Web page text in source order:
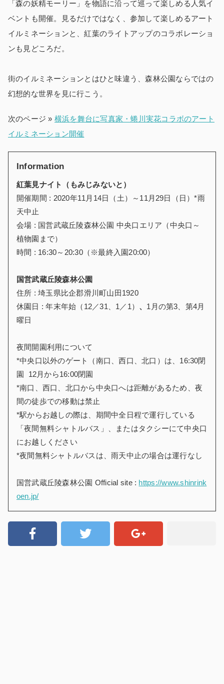
「森の妖精モーリー」を物語に沿って巡って楽しめる人気イ
ベントも開催。見るだけではなく、参加して楽しめるアート
イルミネーションと、紅葉のライトアップのコラボレーショ
ンも見どころだ。
街のイルミネーションとはひと味違う、森林公園ならではの
幻想的な世界を見に行こう。
次のページ » 横浜を舞台に写真家・蜷川実花コラボのアート
イルミネーション開催
Information
紅葉見ナイト（もみじみないと）
開催期間 : 2020年11月14日（土）～11月29日（日）*雨
天中止
会場 : 国営武蔵丘陵森林公園 中央口エリア（中央口～
植物園まで）
時間 : 16:30～20:30（※最終入園20:00）
国営武蔵丘陵森林公園
住所 : 埼玉県比企郡滑川町山田1920
休園日 : 年末年始（12／31、1／1） 、 1月の第3、第4月
曜日
夜間開園利用について
*中央口以外のゲート（南口、西口、北口）は、16:30閉
園
12月から16:00閉園
*南口、西口、北口から中央口へは距離があるため、夜
間の徒歩での移動は禁止
*駅からお越しの際は、期間中全日程で運行している
「夜間無料シャトルバス」、またはタクシーにて中央口
にお越しください
*夜間無料シャトルバスは、雨天中止の場合は運行なし
国営武蔵丘陵森林公園 Official site : https://www.shinrink
oen.jp/